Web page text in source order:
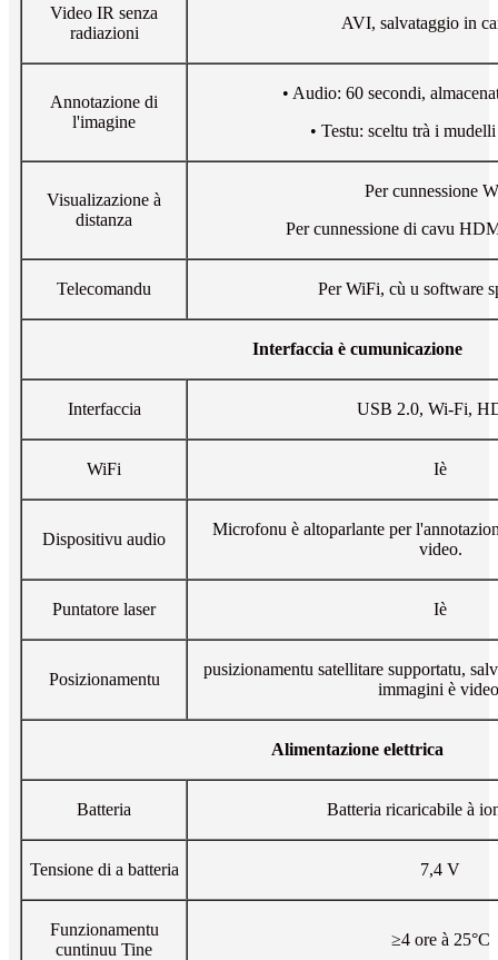
Video IR senza
radiazioni
AVI, salvataggio in
Annotazione di
l'imagine
• Audio: 60 secondi,
• Testu: sceltu trà i
Visualizazione à
distanza
Per cunnessione
Per cunnessione di cavu
Telecomandu Per WiFi, cù u software
Interfaccia è cumunicazione
Interfaccia USB 2.0, Wi-Fi,
WiFi Iè
Dispositivu audio
Microfonu è altoparlante per
video.
Puntatore laser Iè
Posizionamentu
pusizionamentu satellitare supportatu,
immagini è
Alimentazione elettrica
Batteria Batteria ricaricabile à
Tensione di a batteria 7,4 V
Funzionamentu
cuntinuu Tine
≥4 ore à 25°C